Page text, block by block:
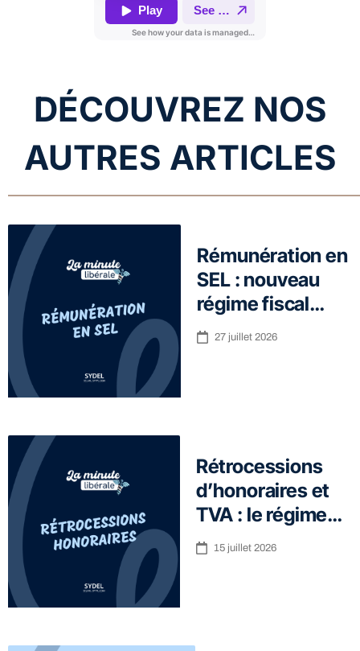
DÉCOUVREZ NOS
AUTRES ARTICLES
Rémunération en
SEL : nouveau
régime fiscal…
27 juillet 2026
Rétrocessions
d’honoraires et
TVA : le régime…
15 juillet 2026